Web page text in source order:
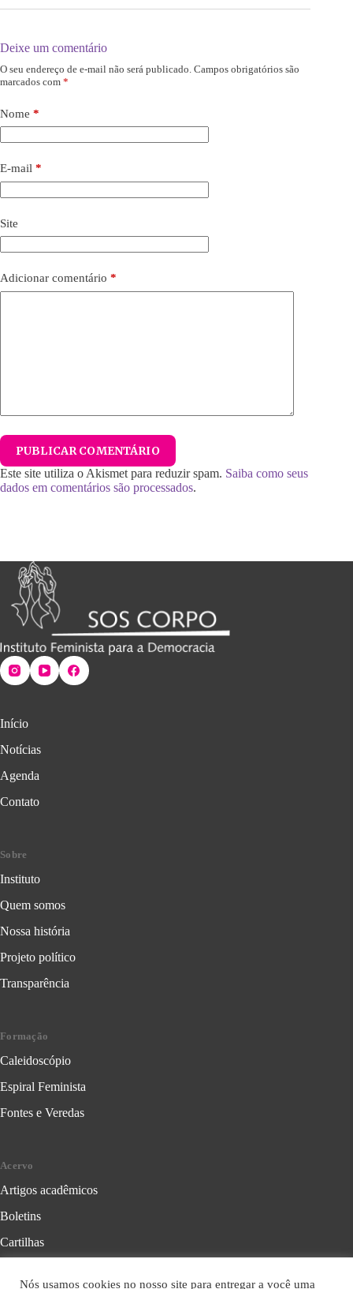
Deixe um comentário
O seu endereço de e-mail não será publicado. Campos obrigatórios são
marcados com *
Nome *
E-mail *
Site
Adicionar comentário *
PUBLICAR COMENTÁRIO
Este site utiliza o Akismet para reduzir spam. Saiba como seus
dados em comentários são processados.
Início
Notícias
Agenda
Contato
Sobre
Instituto
Quem somos
Nossa história
Projeto político
Transparência
Formação
Caleidoscópio
Espiral Feminista
Fontes e Veredas
Acervo
Artigos acadêmicos
Boletins
Cartilhas
Nós usamos cookies no nosso site para entregar a você uma